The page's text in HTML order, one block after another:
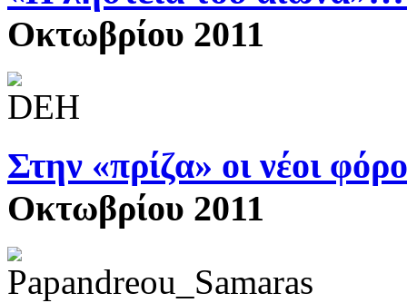
Οκτωβρίου 2011
Στην «πρίζα» οι νέοι
Οκτωβρίου 2011